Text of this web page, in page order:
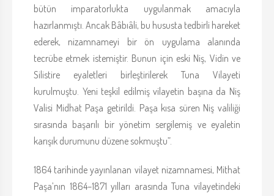
bütün imparatorlukta uygulanmak amacıyla
hazırlanmıştı. Ancak Bâbıâli, bu hususta tedbirli hareket
ederek, nizamnameyi bir ön uygulama alanında
tecrübe etmek istemiştir. Bunun için eski Niş, Vidin ve
Silistire eyaletleri birleştirilerek Tuna Vilayeti
kurulmuştu. Yeni teşkil edilmiş vilayetin başına da Niş
Valisi Midhat Paşa getirildi. Paşa kısa süren Niş valiliği
sırasında başarılı bir yönetim sergilemiş ve eyaletin
karışık durumunu düzene sokmuştu”.
1864 tarihinde yayınlanan vilayet nizamnamesi, Mithat
Paşa’nın 1864–1871 yılları arasında Tuna vilayetindeki